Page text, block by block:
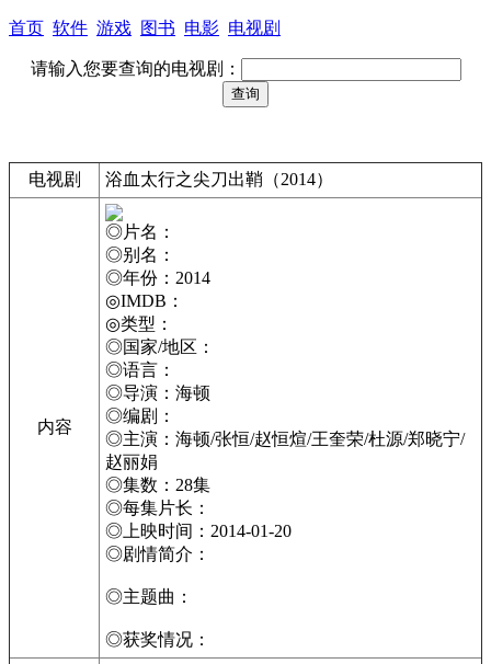
首页 软件 游戏 图书 电影 电视剧
请输入您要查询的电视剧：
电视剧 浴血太行之尖刀出鞘（2014）
内容
◎片名：
◎别名：
◎年份：2014
◎IMDB：
◎类型：
◎国家/地区：
◎语言：
◎导演：海顿
◎编剧：
◎主演：海顿/张恒/赵恒煊/王奎荣/杜源/郑晓宁/
赵丽娟
◎集数：28集
◎每集片长：
◎上映时间：2014-01-20
◎剧情简介：
◎主题曲：
◎获奖情况：